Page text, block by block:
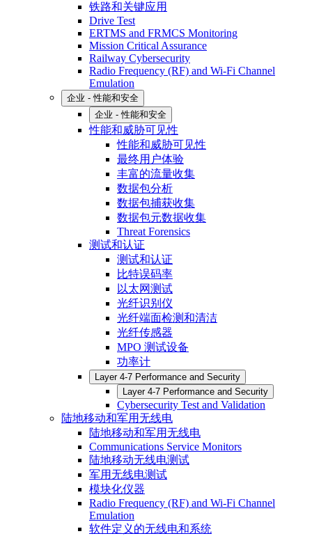
铁路和关键应用
Drive Test
ERTMS and FRMCS Monitoring
Mission Critical Assurance
Railway Cybersecurity
Radio Frequency (RF) and Wi-Fi Channel
Emulation
企业 - 性能和安全
企业 - 性能和安全
性能和威胁可见性
性能和威胁可见性
最终用户体验
丰富的流量收集
数据包分析
数据包捕获收集
数据包元数据收集
Threat Forensics
测试和认证
测试和认证
比特误码率
以太网测试
光纤识别仪
光纤端面检测和清洁
光纤传感器
MPO 测试设备
功率计
Layer 4-7 Performance and Security
Layer 4-7 Performance and Security
Cybersecurity Test and Validation
陆地移动和军用无线电
陆地移动和军用无线电
Communications Service Monitors
陆地移动无线电测试
军用无线电测试
模块化仪器
Radio Frequency (RF) and Wi-Fi Channel
Emulation
软件定义的无线电和系统